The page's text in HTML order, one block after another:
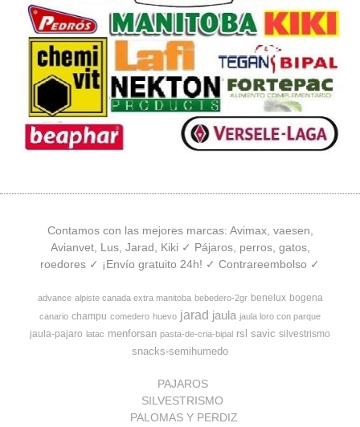
Contamos con las mejores marcas: Avimax, vaesen,
Avianvet, Lus, Jarad, Kiki ✓ Pájaros, perros, gatos,
roedores ✓ ¡Envío gratuito 24h! ✓ Contrareembolso ✓
advance alpiste canada extra manitoba bebedero-2gr benelux bogena
canario champu comedero huevo jarad jaula jaula loro con parque
jaula-pajaro latac menforsan pasta-de-cria-bipal rsl savic silvestrismo
snacks-semihumedo
PAJAROS
SILVESTRISMO
PALOMAS Y PERDIZ